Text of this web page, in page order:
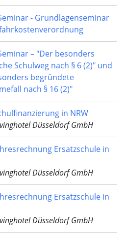
- Grundlagenseminar
– "Der besonders
Schulweg nach § 6 (2)" und
begründete
nach § 16 (2)"
in NRW
Düsseldorf GmbH
Ersatzschule in
Düsseldorf GmbH
Ersatzschule in
Düsseldorf GmbH